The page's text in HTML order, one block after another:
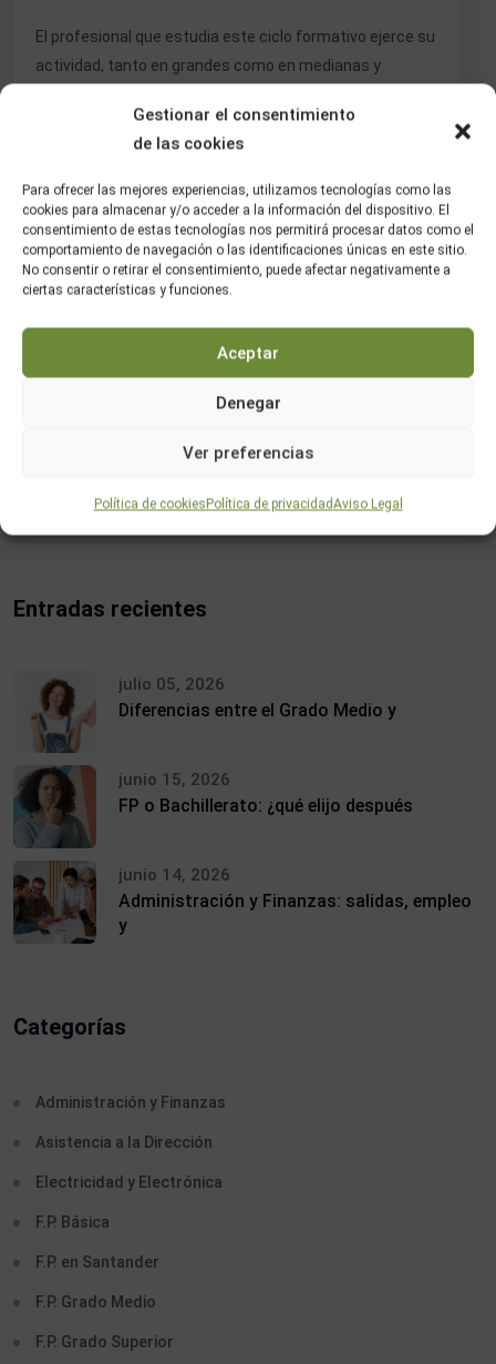
Gestionar el consentimiento
de las cookies
Para ofrecer las mejores experiencias, utilizamos tecnologías como las
cookies para almacenar y/o acceder a la información del dispositivo. El
consentimiento de estas tecnologías nos permitirá procesar datos como el
comportamiento de navegación o las identificaciones únicas en este sitio.
No consentir o retirar el consentimiento, puede afectar negativamente a
ciertas características y funciones.
Aceptar
Denegar
Ver preferencias
Política de cookiesPolítica de privacidadAviso Legal
El profesional que estudia este ciclo formativo ejerce su
actividad, tanto en grandes como en medianas y
particularmente en el sector servicios, así como en las
administraciones públicas, desempeñando las tareas
administrativas en la gestión y el asesoramiento en las
áreas laboral, comercial, contable y fiscal de […]
Seguir Leyendo
Buscar
Entradas recientes
julio 05, 2026
Diferencias entre el Grado Medio y
junio 15, 2026
FP o Bachillerato: ¿qué elijo después
junio 14, 2026
Administración y Finanzas: salidas, empleo
y
Categorías
Administración y Finanzas
Asistencia a la Dirección
Electricidad y Electrónica
F.P. Básica
F.P. en Santander
F.P. Grado Medio
F.P. Grado Superior